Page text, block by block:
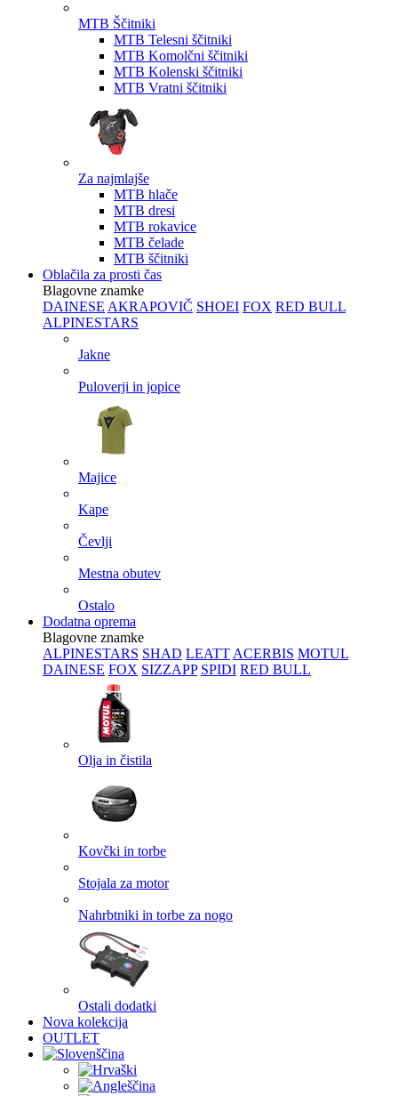
MTB Ščitniki
MTB Telesni ščitniki
MTB Komolčni ščitniki
MTB Kolenski ščitniki
MTB Vratni ščitniki
Za najmlajše
MTB hlače
MTB dresi
MTB rokavice
MTB čelade
MTB ščitniki
Oblačila za prosti čas
Blagovne znamke
DAINESE AKRAPOVIČ SHOEI FOX RED BULL
ALPINESTARS
Jakne
Puloverji in jopice
Majice
Kape
Čevlji
Mestna obutev
Ostalo
Dodatna oprema
Blagovne znamke
ALPINESTARS SHAD LEATT ACERBIS MOTUL
DAINESE FOX SIZZAPP SPIDI RED BULL
Olja in čistila
Kovčki in torbe
Stojala za motor
Nahrbtniki in torbe za nogo
Ostali dodatki
Nova kolekcija
OUTLET